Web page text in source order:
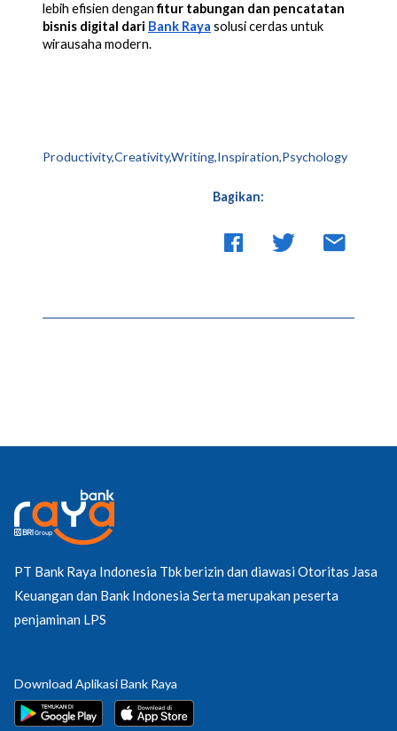
lebih efisien denganfitur tabungan dan pencatatan
bisnis digital dari Bank Raya solusi cerdas untuk
wirausaha modern.
Productivity,Creativity,Writing,Inspiration,Psychology
Bagikan:
PT Bank Raya Indonesia Tbk berizin dan diawasi Otoritas Jasa
Keuangan dan Bank Indonesia Serta merupakan peserta
penjaminan LPS
Download Aplikasi Bank Raya